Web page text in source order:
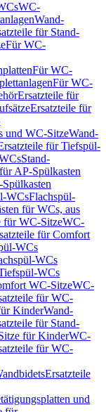
WC-
Wand-
für Stand-
Für WC-
Für WC-
Für WC-
Ersatzteile für
Ersatzteile für
und WC-SitzeWand-
für Tiefspül-
Stand-
AP-Spülkasten
WCsFlachspül-
für WCs, aus
für WC-SitzeWC-
für Comfort
WCs
WCs
WCs
WC-SitzeWC-
für WC-
KinderWand-
für Stand-
für KinderWC-
für WC-
Ersatzteile
und